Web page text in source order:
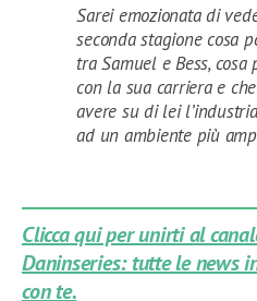
Sarei emozionata di
seconda stagione cosa
tra Samuel e Bess,
con la sua carriera e
avere su di lei
ad un ambiente più
Clicca qui per unirti al
Daninseries: tutte le news
con te.